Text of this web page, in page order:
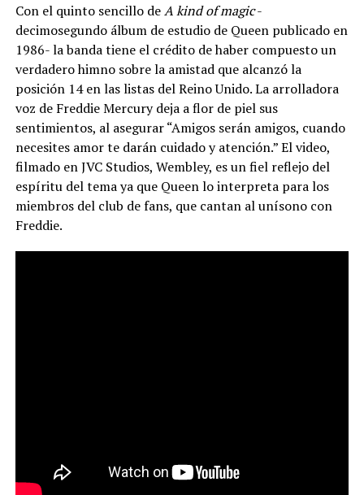
Con el quinto sencillo deA kind of magic-
decimosegundo álbum de estudio de Queen publicado en
1986- la banda tiene el crédito de haber compuesto un
verdadero himno sobre la amistad que alcanzó la
posición 14 en las listas del Reino Unido. La arrolladora
voz de Freddie Mercury deja a flor de piel sus
sentimientos, al asegurar “Amigos serán amigos, cuando
necesites amor te darán cuidado y atención.” El video,
filmado en JVC Studios, Wembley, es un fiel reflejo del
espíritu del tema ya que Queen lo interpreta para los
miembros del club de fans, que cantan al unísono con
Freddie.